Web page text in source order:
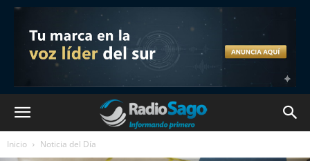
Inicio Noticia del Día